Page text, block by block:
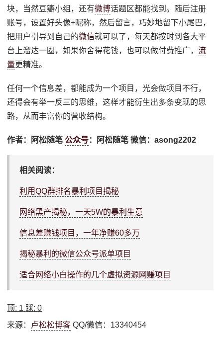
块，当然豆瓣小组，还有微博话题区都能找到。随后注册
账号，设置好头像+昵称，然后留言，巧妙地留下小尾巴，
把用户引导到自己的微信就可以了，每天都按时到各大平
台上溜达一圈，如果你舍得花钱，也可以做付费推广，流
量更精准。
任何一个信息差，都能成为一个项目，光会做项目不行，
还得会有举一反三的思维，这样才能衍生出多条变现的思
路，从而丰富你的营收结构。
作者：阿松随笔公众号：阿松随笔 微信：asong2202
相关阅读：
利用QQ群排名暴利项目揭秘
网络黑产揭秘，一天5W的暴利生意
信息差赚钱项目，一年净赚60多万
揭秘暴利的微信公众号派单项目
适合网络小白操作的几个虚拟资源网赚项目
顶: 1 踩:0
来源： 卢松松博客 QQ/微信：13340454